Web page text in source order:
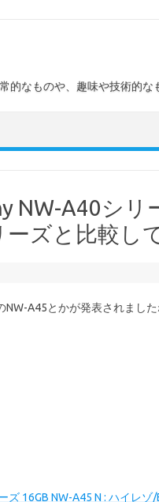
的なものや、趣味や技術的な
NW-A40シ
ズと比較し
NW-A45とかが発表されました
ズ 16GB NW-A45 N : ハイレ